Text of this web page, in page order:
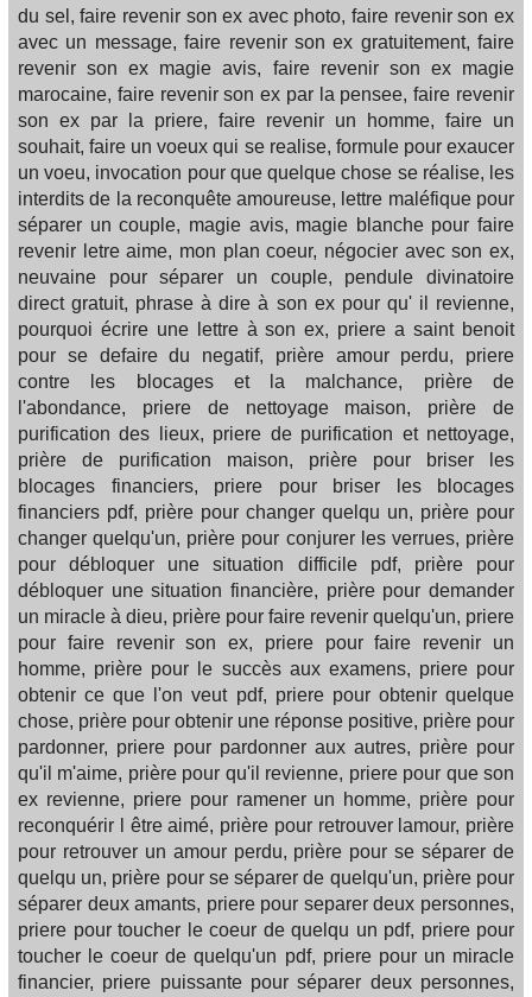
du sel, faire revenir son ex avec photo, faire revenir son ex
avec un message, faire revenir son ex gratuitement, faire
revenir son ex magie avis, faire revenir son ex magie
marocaine, faire revenir son ex par la pensee, faire revenir
son ex par la priere, faire revenir un homme, faire un
souhait, faire un voeux qui se realise, formule pour exaucer
un voeu, invocation pour que quelque chose se réalise, les
interdits de la reconquête amoureuse, lettre maléfique pour
séparer un couple, magie avis, magie blanche pour faire
revenir letre aime, mon plan coeur, négocier avec son ex,
neuvaine pour séparer un couple, pendule divinatoire
direct gratuit, phrase à dire à son ex pour qu' il revienne,
pourquoi écrire une lettre à son ex, priere a saint benoit
pour se defaire du negatif, prière amour perdu, priere
contre les blocages et la malchance, prière de
l'abondance, priere de nettoyage maison, prière de
purification des lieux, priere de purification et nettoyage,
prière de purification maison, prière pour briser les
blocages financiers, priere pour briser les blocages
financiers pdf, prière pour changer quelqu un, prière pour
changer quelqu'un, prière pour conjurer les verrues, prière
pour débloquer une situation difficile pdf, prière pour
débloquer une situation financière, prière pour demander
un miracle à dieu, prière pour faire revenir quelqu'un, priere
pour faire revenir son ex, priere pour faire revenir un
homme, prière pour le succès aux examens, priere pour
obtenir ce que l'on veut pdf, priere pour obtenir quelque
chose, prière pour obtenir une réponse positive, prière pour
pardonner, priere pour pardonner aux autres, prière pour
qu'il m'aime, prière pour qu'il revienne, priere pour que son
ex revienne, priere pour ramener un homme, prière pour
reconquérir l être aimé, prière pour retrouver lamour, prière
pour retrouver un amour perdu, prière pour se séparer de
quelqu un, prière pour se séparer de quelqu'un, prière pour
séparer deux amants, priere pour separer deux personnes,
priere pour toucher le coeur de quelqu un pdf, priere pour
toucher le coeur de quelqu'un pdf, priere pour un miracle
financier, priere puissante pour séparer deux personnes,